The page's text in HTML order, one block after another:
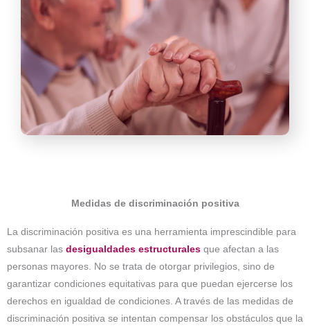
Medidas de discriminación positiva
La discriminación positiva es una herramienta imprescindible para
subsanar las desigualdades estructurales que afectan a las
personas mayores. No se trata de otorgar privilegios, sino de
garantizar condiciones equitativas para que puedan ejercerse los
derechos en igualdad de condiciones. A través de las medidas de
discriminación positiva se intentan compensar los obstáculos que la